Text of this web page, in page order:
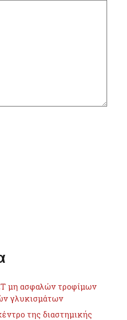
μη ασφαλών τροφίμων
γλυκισμάτων
της διαστημικής